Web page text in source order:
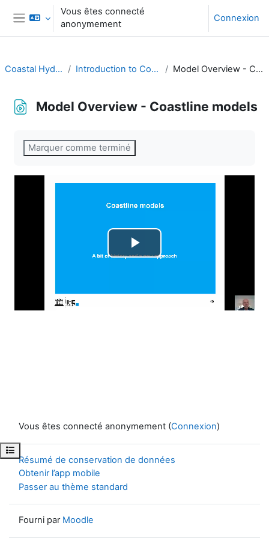
Passer au contenu principal
Panneau latéral
Vous êtes connecté
anonymement
Connexion
Ouvrir l’index du cours
Coastal HydroMorpho Introduction to Coastal Modelling Model Overview - Coastline models
Model Overview - Coastline models
Marquer comme terminé
Lire
Vous êtes connecté anonymement (Connexion)
Résumé de conservation de données
Obtenir l’app mobile
Passer au thème standard
Fourni par Moodle